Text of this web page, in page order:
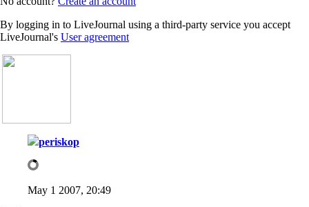
By logging in to LiveJournal using a third-party service you accept
LiveJournal's User agreement
periskop
May 1 2007, 20:49